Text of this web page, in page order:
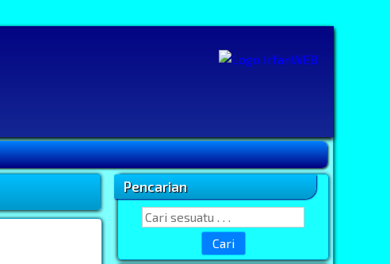
Sidebar Utama
Pencarian
Search for: